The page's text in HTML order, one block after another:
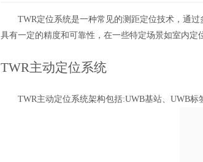
TWR定位系统是一种常见的测距定位技术，通过
具有一定的精度和可靠性，在一些特定场景如室内定
TWR主动定位系统
TWR主动定位系统架构包括:UWB基站、 UWB标